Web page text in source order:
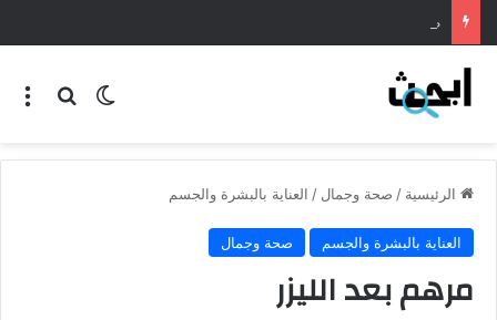
طريقة عمل المنسف الاردني
الرئيسية / صحة وجمال / العناية بالبشرة والجسم
العناية بالبشرة والجسم صحة وجمال
مرهم بعد الليزر